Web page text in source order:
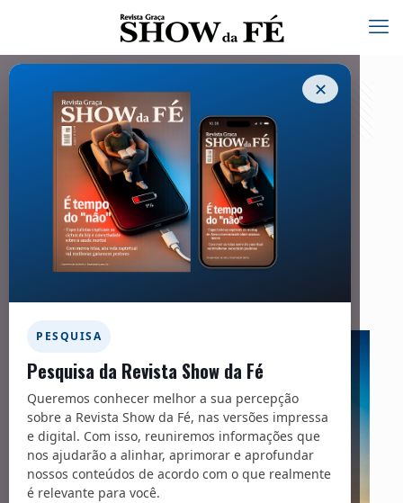
✕
PESQUISA
Pesquisa da Revista Show da Fé
Queremos conhecer melhor a sua percepção
sobre a Revista Show da Fé, nas versões impressa
e digital. Com isso, reuniremos informações que
nos ajudarão a alinhar, aprimorar e aprofundar
nossos conteúdos de acordo com o que realmente
é relevante para você.
Carta Viva – 296
25/03/2024
Facebook Twitter
Messenger